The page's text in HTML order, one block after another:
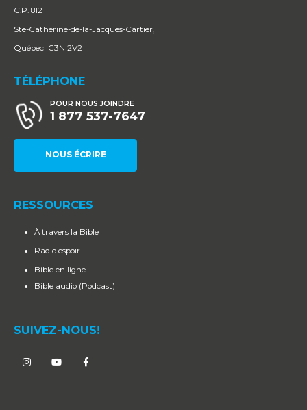
C.P. 812
Ste-Catherine-de-la-Jacques-Cartier,
Québec G3N 2V2
TÉLÉPHONE
POUR NOUS JOINDRE
1 877 537-7647
NOUS ÉCRIRE
RESSOURCES
À travers la Bible
Radio espoir
Bible en ligne
Bible audio (Podcast)
SUIVEZ-NOUS!